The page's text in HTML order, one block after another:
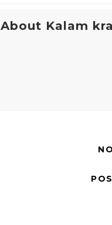
About Kalam